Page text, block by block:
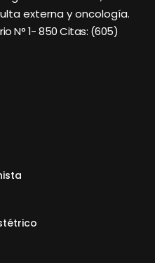
externa y oncología.
N° 1- 850 Citas: (605)